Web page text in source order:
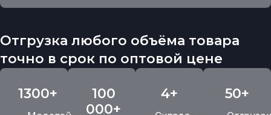
Отгрузка любого объёма товара
точно в срок по оптовой цене
1300+
100
000+
4+ 50+